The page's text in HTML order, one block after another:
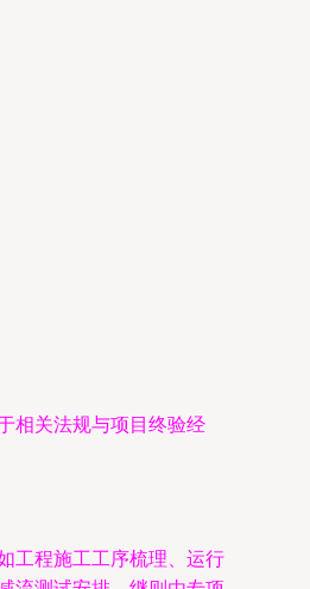
相关法规与项目终验经
工程施工工序梳理、运行